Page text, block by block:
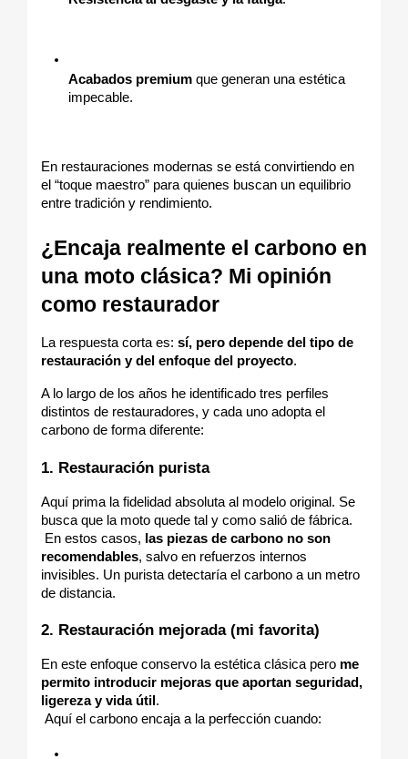
Acabados premium que generan una estética
impecable.
En restauraciones modernas se está convirtiendo en
el “toque maestro” para quienes buscan un equilibrio
entre tradición y rendimiento.
¿Encaja realmente el carbono en
una moto clásica? Mi opinión
como restaurador
La respuesta corta es: sí, pero depende del tipo de
restauración y del enfoque del proyecto.
A lo largo de los años he identificado tres perfiles
distintos de restauradores, y cada uno adopta el
carbono de forma diferente:
1. Restauración purista
Aquí prima la fidelidad absoluta al modelo original. Se
busca que la moto quede tal y como salió de fábrica.
En estos casos, las piezas de carbono no son
recomendables, salvo en refuerzos internos
invisibles. Un purista detectaría el carbono a un metro
de distancia.
2. Restauración mejorada (mi favorita)
En este enfoque conservo la estética clásica pero me
permito introducir mejoras que aportan seguridad,
ligereza y vida útil .
Aquí el carbono encaja a la perfección cuando: